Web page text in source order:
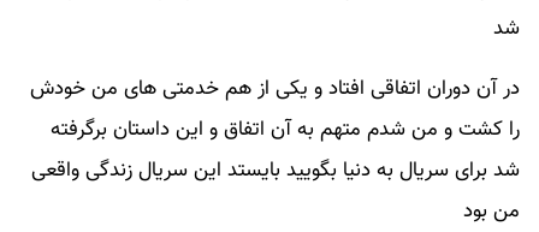
شد
در آن دوران اتفاقی افتاد و یکی از هم خدمتی های من خودش
را کشت و من شدم متهم به آن اتفاق و این داستان برگرفته
شد برای سریال به دنیا بگویید بایستد این سریال زندگی واقعی
من بود